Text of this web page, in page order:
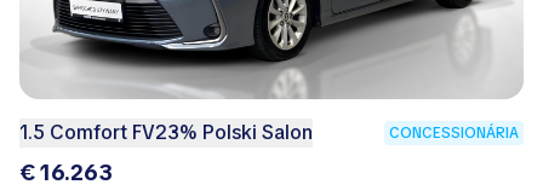
1.5 Comfort FV23% Polski Salon CONCESSIONÁRIA
€ 16.263